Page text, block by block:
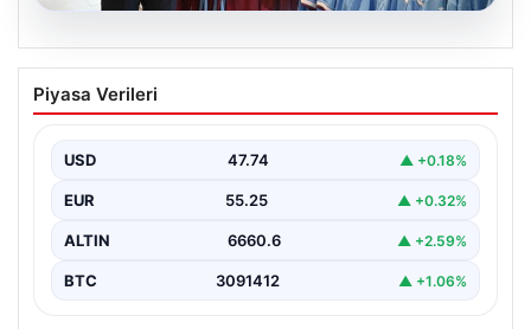
06.08.2026
Ahmet Metin Genç’in forma
kampanyasıyla ilgili belediyeden
Piyasa Verileri
USD 47.74 ▲ +0.18%
EUR 55.25 ▲ +0.32%
ALTIN 6660.6 ▲ +2.59%
BTC 3091412 ▲ +1.06%